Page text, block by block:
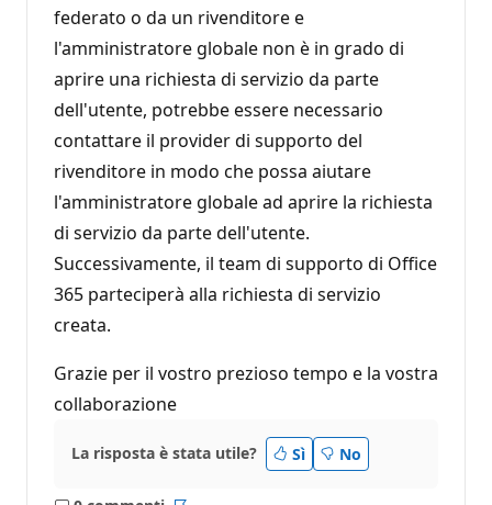
federato o da un rivenditore e
l'amministratore globale non è in grado di
aprire una richiesta di servizio da parte
dell'utente, potrebbe essere necessario
contattare il provider di supporto del
rivenditore in modo che possa aiutare
l'amministratore globale ad aprire la richiesta
di servizio da parte dell'utente.
Successivamente, il team di supporto di Office
365 parteciperà alla richiesta di servizio
creata.
Grazie per il vostro prezioso tempo e la vostra
collaborazione
La risposta è stata utile? Sì No